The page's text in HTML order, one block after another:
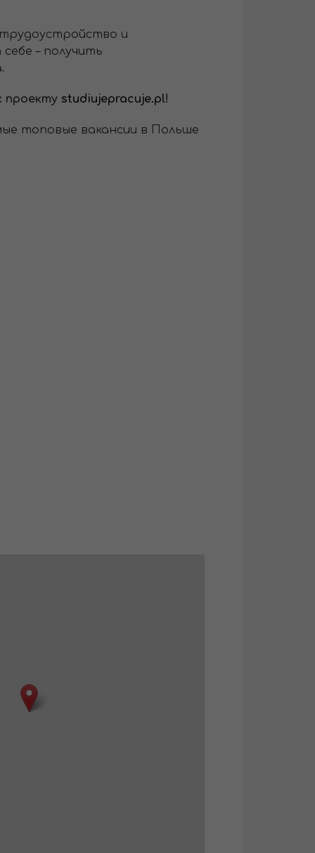
и
– получить
проекту studiujepracuje.pl!
топовые вакансии в Польше